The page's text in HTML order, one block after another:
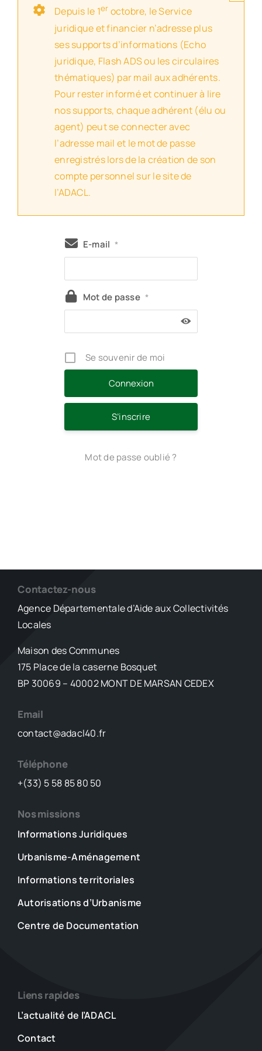
Depuis le 1er octobre, le Service
juridique et financier n’adresse plus
ses supports d’informations (Echo
juridique, Flash ADS ou les circulaires
thématiques) par mail aux adhérents.
Pour rester informé et continuer à lire
nos supports, chaque adhérent (élu ou
agent) peut se connecter avec
l’adresse mail et le mot de passe
enregistrés lors de la création de son
compte personnel sur le site de
l’ADACL.
E-mail *
Mot de passe *
Se souvenir de moi
S’inscrire
Mot de passe oublié ?
Contactez-nous
Agence Départementale d’Aide aux Collectivités
Locales
Maison des Communes
175 Place de la caserne Bosquet
BP 30069 – 40002 MONT DE MARSAN CEDEX
Email
contact@adacl40.fr
Téléphone
+(33) 5 58 85 80 50
Nos missions
Informations Juridiques
Urbanisme-Aménagement
Informations territoriales
Autorisations d’Urbanisme
Centre de Documentation
Liens rapides
L’actualité de l’ADACL
Contact